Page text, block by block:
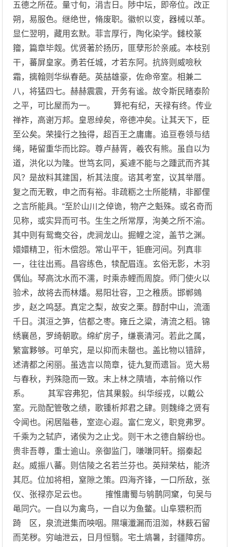
五德之所莅。量寸旬，涓吉日。陟中坛，即帝位。改正
朔，易服色。继绝世，脩废职。徽帜以变，器械以革。
显仁翌明，藏用玄默。菲言厚行，陶化染学。雠校篆
籀，篇章毕觌。优贤著於扬历，匪孽形於亲戚。本枝别
干，蕃屏皇家。勇若任城，才若东阿。抗旍则威噞秋
霜，摛翰则华纵春葩。英喆雄豪，佐命帝室。相兼二
八，将猛四七。赫赫震震，开务有谧。故令斯民睹泰阶
之平，可比屋而为一。 算祀有纪，天禄有终。传业
禅祚，高谢万邦。皇恩绰矣，帝德冲矣。让其天下，臣
至公矣。荣操行之独得，超百王之庸庸。追亘卷领与结
绳，睠留重华而比踪。尊卢赫胥，羲农有熊。虽自以为
道，洪化以为隆。世笃玄同，奚遽不能与之踵武而齐其
风？是故料其建国，析其法度。谘其考室，议其举厝。
复之而无斁，申之而有裕。非疏粝之士所能精，非鄙俚
之言所能具。“至於山川之倬诡，物产之魁殊。或名奇而
见称，或实异而可书。生生之所常厚，洵美之所不渝。
其中则有鸳鸯交谷，虎涧龙山。掘鲤之淀，盖节之渊。
嬛嬛精卫，衔木偿怨。常山平干，钜鹿河间。列真非
一，往往出焉。昌容练色，犊配眉连。玄俗无影，木羽
偶仙。琴高沈水而不濡，时乘赤鲤而周旋。师门使火以
验术，故将去而林燔。易阳壮容，卫之稚质。邯郸鵕
步，赵之鸣瑟。真定之梨，故安之栗。醇酎中山，流湎
千日。淇洹之笋，信都之枣。雍丘之粱，清流之稻。锦
绣襄邑，罗绮朝歌。绵纩房子，缣裛清河。若此之属，
繁富夥够。可单究，是以抑而未罄也。盖比物以错辞，
述清都之闲丽。虽选言以简章，徒九复而遗旨。览大易
与春秋，判殊隐而一致。末上林之隤墙，本前脩以作
系。 其军容弗犯，信其果毅。纠华绥戎，以戴公
室。元勋配管敬之绩，歌锺析邦君之肆。则魏绛之贤有
令闻也。闲居隘巷，室迩心遐。富仁宠义，职竞弗罗。
千乘为之轼庐，诸侯为之止戈。则干木之德自解纷也。
贵非吾尊，重士逾山。亲御监门，嗛嗛同轩。搦秦起
赵。威振八蕃。则信陵之名若兰芬也。英辩荣枯，能济
其厄。位加将相，窒隙之策。四海齐锋，一口所敌，张
仪、张禄亦足云也。 搉惟庸蜀与鸲鹊同窠，句吴与
黾同穴。一自以为禽鸟，一自以为鱼鳖。山阜猥积而
踦 区，泉流迸集而咉咽。隰壤瀸漏而沮洳，林薮石留
而芜秽。穷岫泄云，日月恒翳。宅土熇暑，封疆障疠。